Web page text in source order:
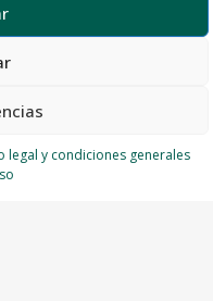
legal y condiciones generales